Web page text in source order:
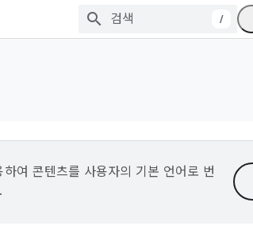
/
여 콘텐츠를 사용자의 기본 언어로 번